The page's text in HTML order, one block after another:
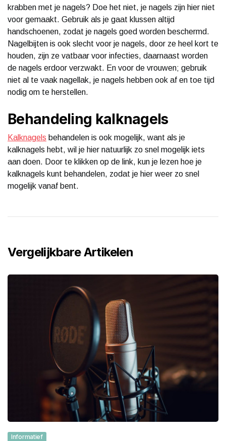
krabben met je nagels? Doe het niet, je nagels zijn hier niet
voor gemaakt. Gebruik als je gaat klussen altijd
handschoenen, zodat je nagels goed worden beschermd.
Nagelbijten is ook slecht voor je nagels, door ze heel kort te
houden, zijn ze vatbaar voor infecties, daarnaast worden
de nagels erdoor verzwakt. En voor de vrouwen; gebruik
niet al te vaak nagellak, je nagels hebben ook af en toe tijd
nodig om te herstellen.
Behandeling kalknagels
Kalknagels behandelen is ook mogelijk, want als je
kalknagels hebt, wil je hier natuurlijk zo snel mogelijk iets
aan doen. Door te klikken op de link, kun je lezen hoe je
kalknagels kunt behandelen, zodat je hier weer zo snel
mogelijk vanaf bent.
Vergelijkbare Artikelen
Informatief